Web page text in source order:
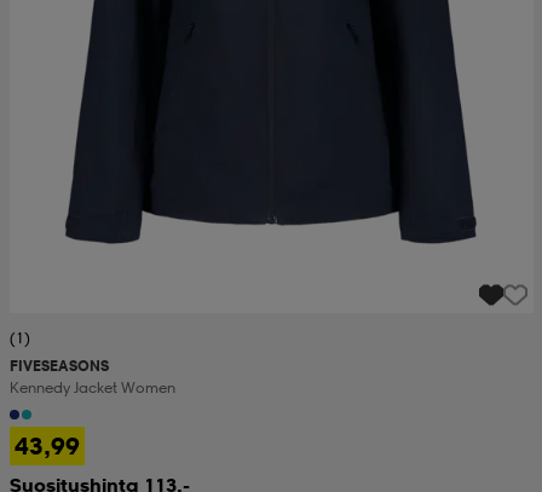
(1)
FIVESEASONS
Kennedy Jacket Women
43,99
Suositushinta 113,-